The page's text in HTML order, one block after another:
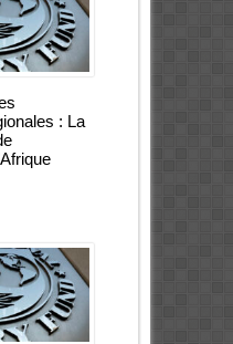
: La